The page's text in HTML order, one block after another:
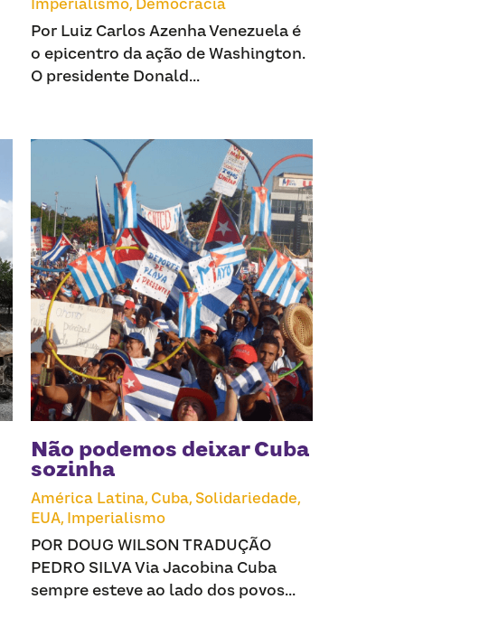
Por Luiz Carlos Azenha Venezuela é
o epicentro da ação de Washington.
O presidente Donald...